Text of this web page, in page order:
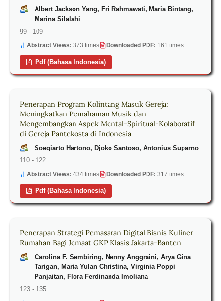
Albert Jackson Yang, Fri Rahmawati, Maria Bintang,
Marina Silalahi
99 - 109
Abstract Views: 373 times Downloaded PDF: 161 times
Pdf (Bahasa Indonesia)
Penerapan Program Kolintang Masuk Gereja:
Meningkatkan Pemahaman Musik dan
Mengembangkan Aspek Mental-Spiritual-Kolaboratif
di Gereja Pantekosta di Indonesia
Soegiarto Hartono, Djoko Santoso, Antonius Suparno
110 - 122
Abstract Views: 434 times Downloaded PDF: 317 times
Pdf (Bahasa Indonesia)
Penerapan Strategi Pemasaran Digital Bisnis Kuliner
Rumahan Bagi Jemaat GKP Klasis Jakarta-Banten
Carolina F. Sembiring, Nenny Anggraini, Arya Gina
Tarigan, Maria Yulan Christina, Virginia Poppi
Panjaitan, Flora Ferdinanda Imoliana
123 - 135